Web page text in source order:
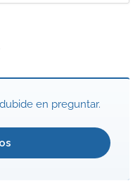
en preguntar.